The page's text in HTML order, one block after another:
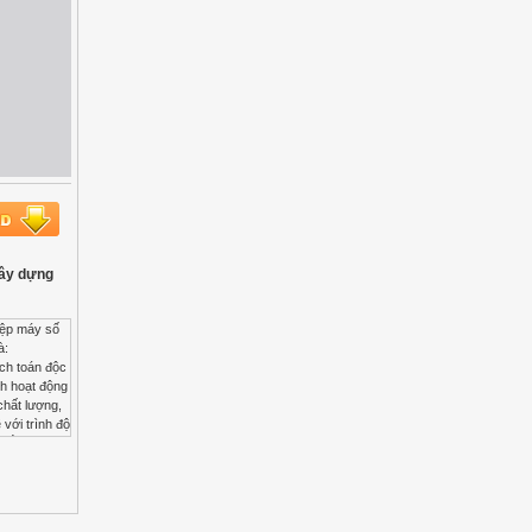
dựng
chính, quản lý mua sắm vật liệu phụ, phương tiện và dụng cụ công cụ cung cấp cho các đơn vị trong công ty thi công các công trình. Phần II Phần tích các hoạt động sản xuất kinh doanh chung của doanh nghiệp Qua báo cáo quyết toán một số năm gần đây ta thấy quy mô hoạt động của công ty không ngừng phát triển. Tài sản cố định ngày càng được đầu tư tăng thêm cho phù hợp với quy mô sản xuất ngày càng tăng. Do đặc thù về lĩnh vực sản xuất kinh doanh của công ty nên thị trường tiêu thụ sản phẩm dịch vụ của công ty cũng tương đối rộng rãi trải